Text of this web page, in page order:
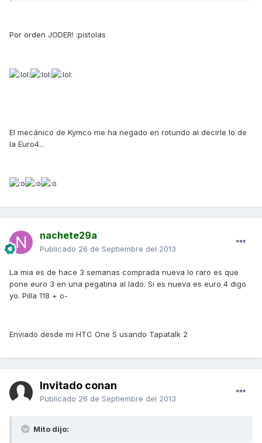
Por orden JODER! :pistolas
El mecánico de Kymco me ha negado en rotundo al decirle lo de
la Euro4...
nachete29a
Publicado 26 de Septiembre del 2013
La mia es de hace 3 semanas comprada nueva lo raro es que
pone euro 3 en una pegatina al lado. Si es nueva es euro 4 digo
yo. Pilla 118 + o-
Enviado desde mi HTC One S usando Tapatalk 2
Invitado conan
Publicado 26 de Septiembre del 2013
Mito dijo: